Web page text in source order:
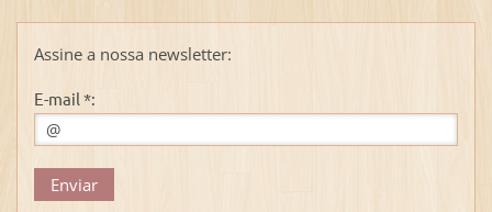
Assine a nossa newsletter:
E-mail *: